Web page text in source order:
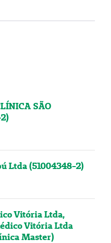
SÃO
Ltda (51004348-2)
Vitória Ltda,
Vitória Ltda
Master)